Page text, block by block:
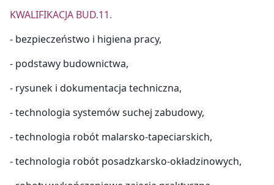
KWALIFIKACJA BUD.11.
- bezpieczeństwo i higiena pracy,
- podstawy budownictwa,
- rysunek i dokumentacja techniczna,
- technologia systemów suchej zabudowy,
- technologia robót malarsko-tapeciarskich,
- technologia robót posadzkarsko-okładzinowych,